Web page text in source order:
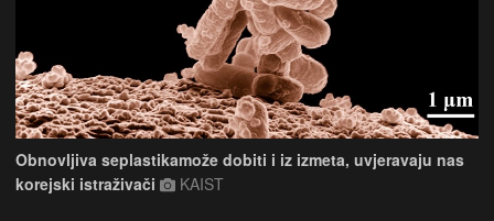
Obnovljiva seplastikamože dobiti i iz izmeta, uvjeravaju nas
korejski istraživači
KAIST